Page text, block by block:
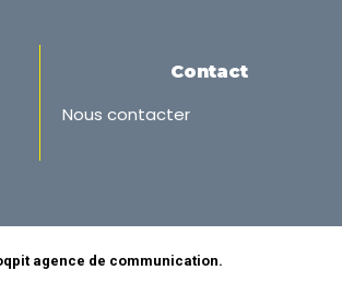
Contact
Nous contacter
agence de communication.